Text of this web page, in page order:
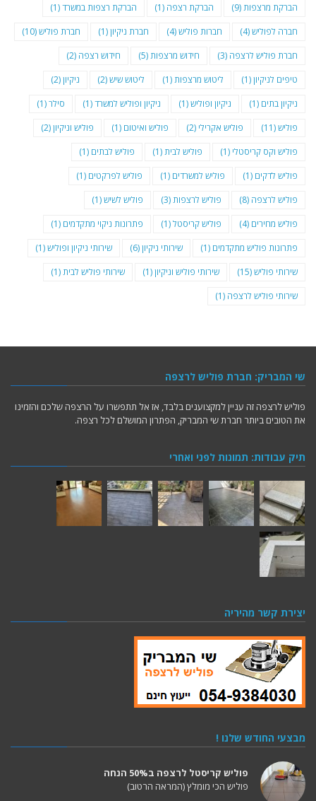
הברקת מרצפות(9) הברקת רצפה (1) הברקת רצפות במשרד(1)
חברה לפוליש(4) חברות פוליש(4) חברת ניקיון(1) חברת פוליש(10)
חברת פוליש לרצפה (3) חידוש מרצפות(5) חידוש רצפה (2)
טיפים לניקיון(1) ליטוש מרצפות(1) ליטוש שיש(2) ניקיון(2)
ניקיון בתים (1) ניקיון ופוליש(1) ניקיון ופוליש למשרד(1) סילר(1)
פוליש(11) פוליש אקרילי (2) פוליש ואיטום (1) פוליש וניקיון(2)
פוליש וקס קריסטלי (1) פוליש לבית(1) פוליש לבתים (1)
פוליש לדקים (1) פוליש למשרדים (1) פוליש לפרקטים (1)
פוליש לרצפה (8) פוליש לרצפות(3) פוליש לשיש(1)
פוליש מחירים (4) פוליש קריסטל(1) פתרונות ניקוי מתקדמים (1)
פתרונות פוליש מתקדמים (1) שירותי ניקיון(6) שירותי ניקיון ופוליש(1)
שירותי פוליש(15) שירותי פוליש וניקיון(1) שירותי פוליש לבית(1)
שירותי פוליש לרצפה (1)
שי המבריק: חברת פוליש לרצפה
פוליש לרצפה זה עניין למקצוענים בלבד, אז אל תתפשרו על הרצפה שלכם והזמינו
את הטובים ביותר חברת שי המבריק, הפתרון המושלם לכל רצפה.
תיק עבודות: תמונות לפני ואחרי
יצירת קשר מהיריה
מבצעי החודש שלנו !
פוליש קריסטל לרצפה ב50% הנחה
פוליש הכי מומלץ (המראה הרטוב)